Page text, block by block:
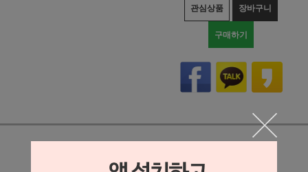
관심상품 장바구니
구매하기
상세정보 새창 열기